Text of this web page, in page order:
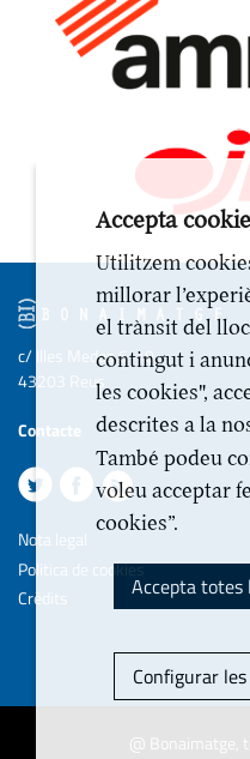
c/ Illes Medes 6-10
43203 Reus
Contacte
Nota legal
Politica de cookies
Crèdits
@ Bonaimatge,
Accepta
Utilitzem
millorar
el trànsit del
contingut i
les cookies",
descrites a la
També podeu
voleu acceptar
cookies”.
Accepta totes
Configurar